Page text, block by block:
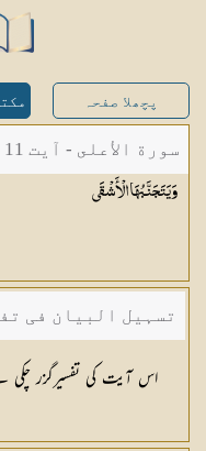
پچھلا صفحہ
سورة الأعلى - آیت 11
وَيَتَجَنَّبُهَاالْأَشْقَى
تسہیل البیان فی
شکیلہ بنت میاں فضل
اس آیت کی تفسیرگزر چکی